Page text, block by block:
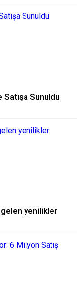
Satışa Sunuldu
gelen yenilikler